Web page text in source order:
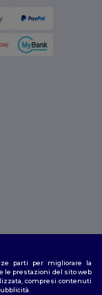
|Bologna |Firenze
parti per migliorare la
le prestazioni del sito web
compresi contenuti